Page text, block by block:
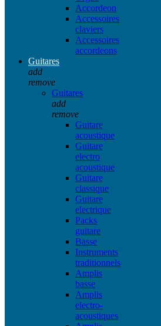
Accordeon
Accessoires
claviers
Accessoires
accordeons
Guitares
add
remove
Guitares
add
remove
Guitare
acoustique
Guitare
electro
acoustique
Guitare
classique
Guitare
electrique
Packs
guitare
Basse
Instruments
traditionnels
Amplis
basse
Amplis
electro-
acoustiques